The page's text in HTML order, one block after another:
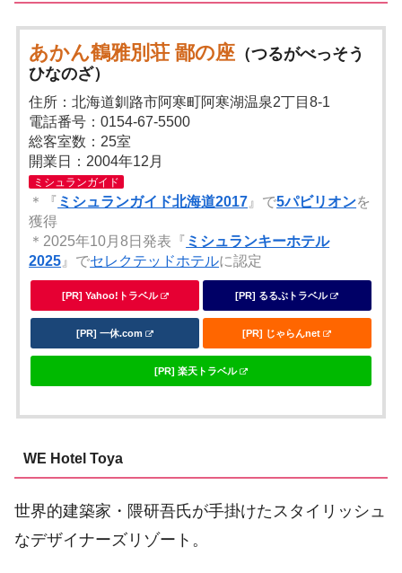
あかん鶴雅別荘 鄙の座 （つるがべっそう
ひなのざ）
住所：北海道釧路市阿寒町阿寒湖温泉2丁目8-1
電話番号：0154-67-5500
総客室数：25室
開業日：2004年12月
ミシュランガイド
＊『 ミシュランガイド北海道2017 』で5パビリオンを
獲得
＊2025年10月8日発表『 ミシュランキーホテル
2025 』でセレクテッドホテルに認定
[PR] Yahoo!トラベル [PR] るるぶトラベル
[PR] 一休.com [PR] じゃらんnet
[PR] 楽天トラベル
WE Hotel Toya
世界的建築家・隈研吾氏が手掛けたスタイリッシュ
なデザイナーズリゾート。